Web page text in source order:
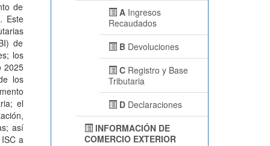
de
Este
de
los
2025
los
el
así
a
A Ingresos
Recaudados
B Devoluciones
C Registro y Base
Tributaria
D Declaraciones
INFORMACIÓN DE
COMERCIO EXTERIOR